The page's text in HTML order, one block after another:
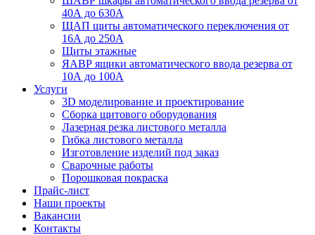
40А до 630А
ЩАП щиты автоматического переключения от
16А до 250А
Щиты этажные
ЯАВР ящики автоматического ввода резерва от
10А до 100А
Услуги
3D моделирование и проектирование
Сборка щитового оборудования
Лазерная резка листового металла
Гибка листового металла
Изготовление изделий под заказ
Сварочные работы
Порошковая покраска
Прайс-лист
Наши проекты
Вакансии
Контакты